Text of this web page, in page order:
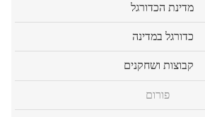
מדינת הכדורגל
to
כדורגל במדינה
to
קבוצות ושחקנים
to
פורום